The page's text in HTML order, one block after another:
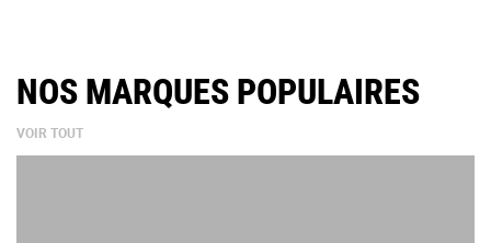
NOS MARQUES POPULAIRES
VOIR TOUT